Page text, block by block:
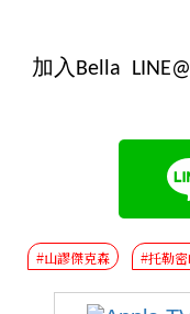
加入Bella
#山謬傑克森 #托勒